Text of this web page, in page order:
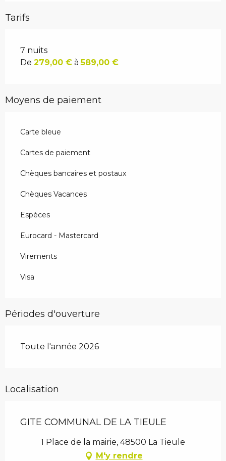
Tarifs
7 nuits
De 279,00 € à589,00 €
Moyens de paiement
Carte bleue
Cartes de paiement
Chèques bancaires et postaux
Chèques Vacances
Espèces
Eurocard - Mastercard
Virements
Visa
Périodes d'ouverture
Toute l'année 2026
Localisation
GITE COMMUNAL DE LA TIEULE
1 Place de la mairie, 48500 La Tieule
M'y rendre